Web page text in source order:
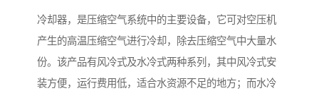
冷却器，是压缩空气系统中的主要设备，它可对空压机
产生的高温压缩空气进行冷却，除去压缩空气中大量水
份。该产品有风冷式及水冷式两种系列，其中风冷式安
装方便，运行费用低，适合水资源不足的地方；而水冷